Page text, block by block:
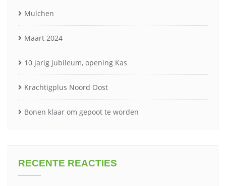
Mulchen
Maart 2024
10 jarig jubileum, opening Kas
Krachtigplus Noord Oost
Bonen klaar om gepoot te worden
RECENTE REACTIES